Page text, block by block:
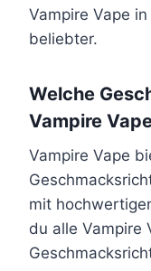
Vampire Vape
beliebter.
Welche
Vampire
Vampire Vape
mit
du alle Vampire